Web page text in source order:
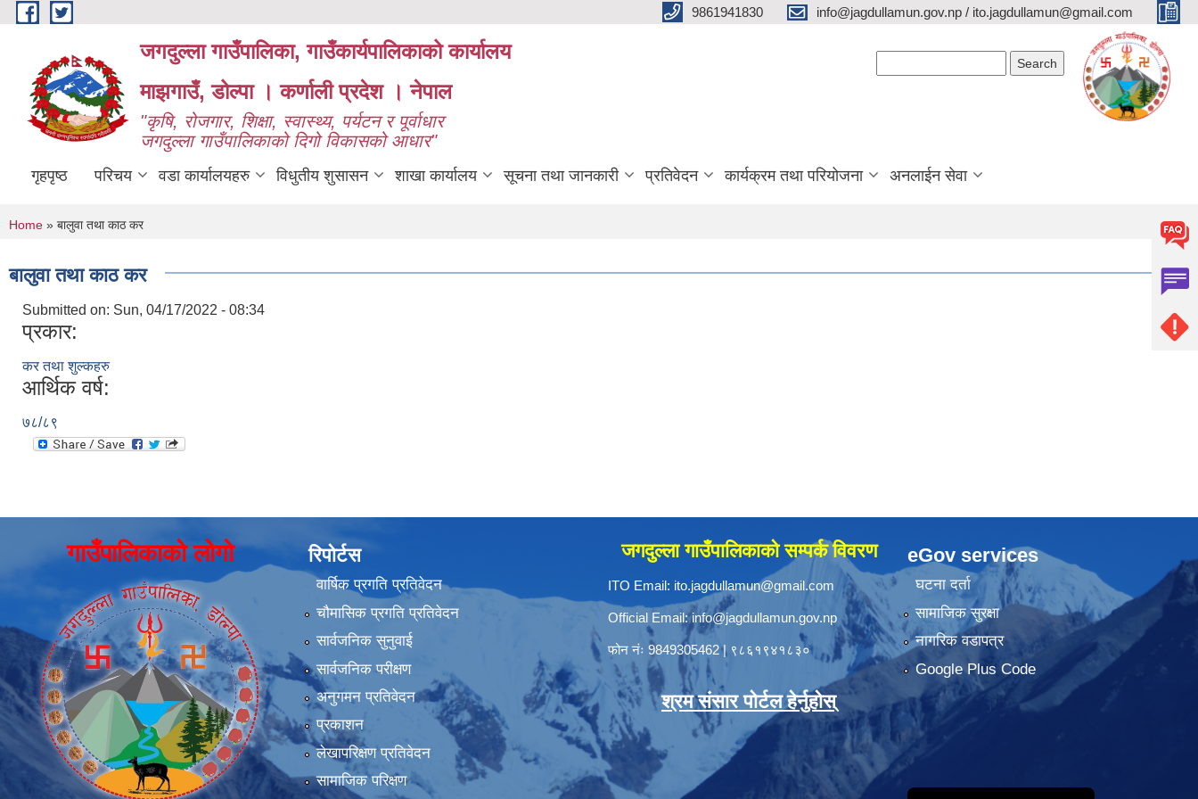
Skip to main content 9861941830 info@jagdullamun.gov.np / ito.jagdullamun@gmail.com
जगदुल्ला गाउँपालिका, गाउँकार्यपालिकाको कार्यालय
माझगाउँ, डोल्पा । कर्णाली प्रदेश । नेपाल
"कृषि, रोजगार, शिक्षा, स्वास्थ्य, पर्यटन र पूर्वाधार
जगदुल्ला गाउँपालिकाको दिगो विकासको आधार"
गृहपृष्ठ परिचय वडा कार्यालयहरु विधुतीय शुसासन शाखा कार्यालय सूचना तथा जानकारी प्रतिवेदन कार्यक्रम तथा परियोजना अनलाईन सेवा
You are here
Home » बालुवा तथा काठ कर
बालुवा तथा काठ कर
Submitted on: Sun, 04/17/2022 - 08:34
प्रकार:
कर तथा शुल्कहरु
आर्थिक वर्ष:
७८/८९
गाउँपालिकाको लोगो रिपोर्टस
वार्षिक प्रगति प्रतिवेदन
चौमासिक प्रगति प्रतिवेदन
सार्वजनिक सुनुवाई
सार्वजनिक परीक्षण
अनुगमन प्रतिवेदन
प्रकाशन
लेखापरिक्षण प्रतिवेदन
सामाजिक परिक्षण
जगदुल्ला गाउँपालिकाको सम्पर्क विवरण
ITO Email: ito.jagdullamun@gmail.com
Official Email:info@jagdullamun.gov.np
फोन नंः 9849305462| ९८६१९४१८३०
श्रम संसार पोर्टल हेर्नुहोस्
eGov services
घटना दर्ता
सामाजिक सुरक्षा
नागरिक वडापत्र
Google Plus Code